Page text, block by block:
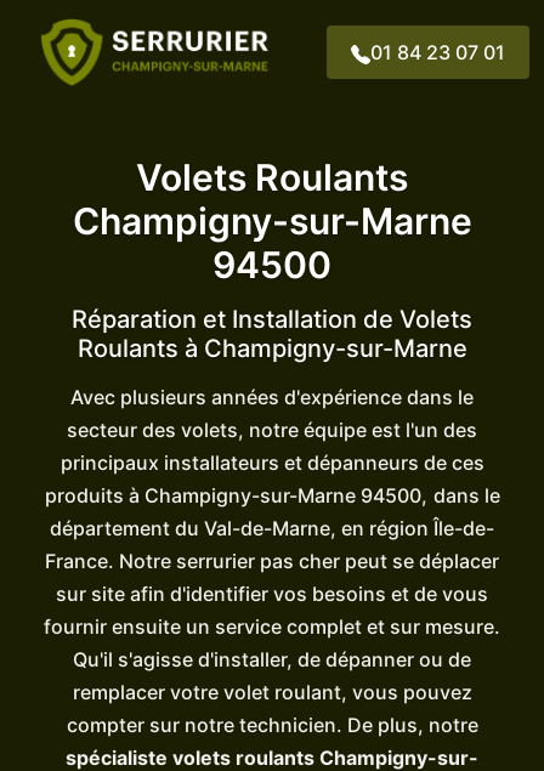
PHONE
01 84 23 07 01
Volets Roulants
Champigny-sur-Marne
94500
Réparation et Installation de Volets
Roulants à Champigny-sur-Marne
Avec plusieurs années d'expérience dans le
secteur des volets, notre équipe est l'un des
principaux installateurs et dépanneurs de ces
produits à Champigny-sur-Marne 94500, dans le
département du Val-de-Marne, en région Île-de-
France. Notre serrurier pas cher peut se déplacer
sur site afin d'identifier vos besoins et de vous
fournir ensuite un service complet et sur mesure.
Qu'il s'agisse d'installer, de dépanner ou de
remplacer votre volet roulant, vous pouvez
compter sur notre technicien. De plus, notre
spécialiste volets roulants Champigny-sur-